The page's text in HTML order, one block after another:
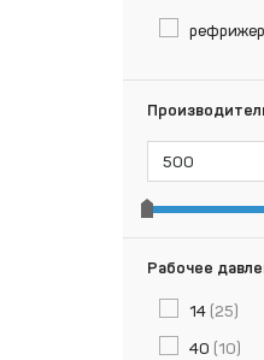
Рабочее
14 (25)
40 (10)